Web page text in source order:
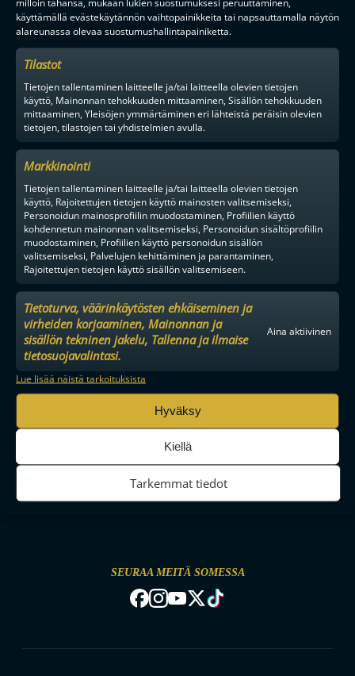
käyttämällä evästekäytännön vaihtopainikkeita tai napsauttamalla näytön
alareunassa olevaa suostumushallintapainiketta.
Tilastot
Tietojen tallentaminen laitteelle ja/tai laitteella olevien tietojen
käyttö, Mainonnan tehokkuuden mittaaminen, Sisällön tehokkuuden
mittaaminen, Yleisöjen ymmärtäminen eri lähteistä peräisin olevien
tietojen, tilastojen tai yhdistelmien avulla.
Markkinointi
Tietojen tallentaminen laitteelle ja/tai laitteella olevien tietojen
käyttö, Rajoitettujen tietojen käyttö mainosten valitsemiseksi,
Personoidun mainosprofiilin muodostaminen, Profiilien käyttö
kohdennetun mainonnan valitsemiseksi, Personoidun sisältöprofiilin
muodostaminen, Profiilien käyttö personoidun sisällön
valitsemiseksi, Palvelujen kehittäminen ja parantaminen,
Rajoitettujen tietojen käyttö sisällön valitsemiseen.
Tietoturva, väärinkäytösten ehkäiseminen ja
virheiden korjaaminen, Mainonnan ja
sisällön tekninen jakelu, Tallenna ja ilmaise
tietosuojavalintasi.
Aina aktiivinen
Lue lisää näistä tarkoituksista
Hyväksy
Kiellä
Tarkemmat tiedot
MAAILMAN VIIHDYTTÄVINTÄ SALIBANDYA
SEURAA MEITÄ SOMESSA